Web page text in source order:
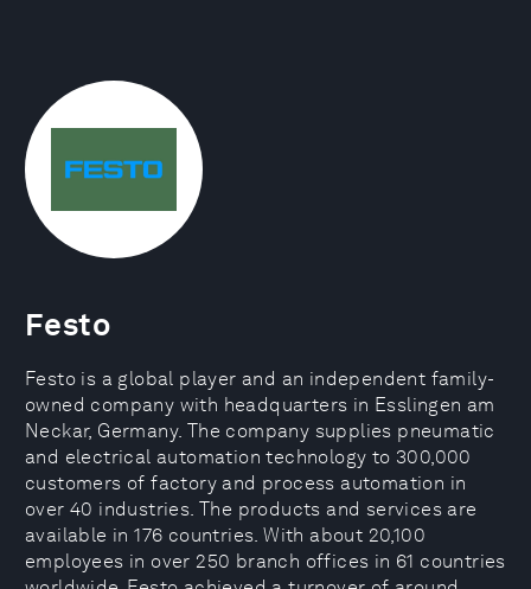
Festo
Festo is a global player and an independent family-
owned company with headquarters in Esslingen am
Neckar, Germany. The company supplies pneumatic
and electrical automation technology to 300,000
customers of factory and process automation in
over 40 industries. The products and services are
available in 176 countries. With about 20,100
employees in over 250 branch offices in 61 countries